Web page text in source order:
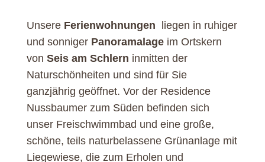
Unsere Ferienwohnungen liegen in ruhiger
und sonniger Panoramalageim Ortskern
von Seis am Schlern inmitten der
Naturschönheiten und sind für Sie
ganzjährig geöffnet. Vor der Residence
Nussbaumer zum Süden befinden sich
unser Freischwimmbad und eine große,
schöne, teils naturbelassene Grünanlage mit
Liegewiese, die zum Erholen und